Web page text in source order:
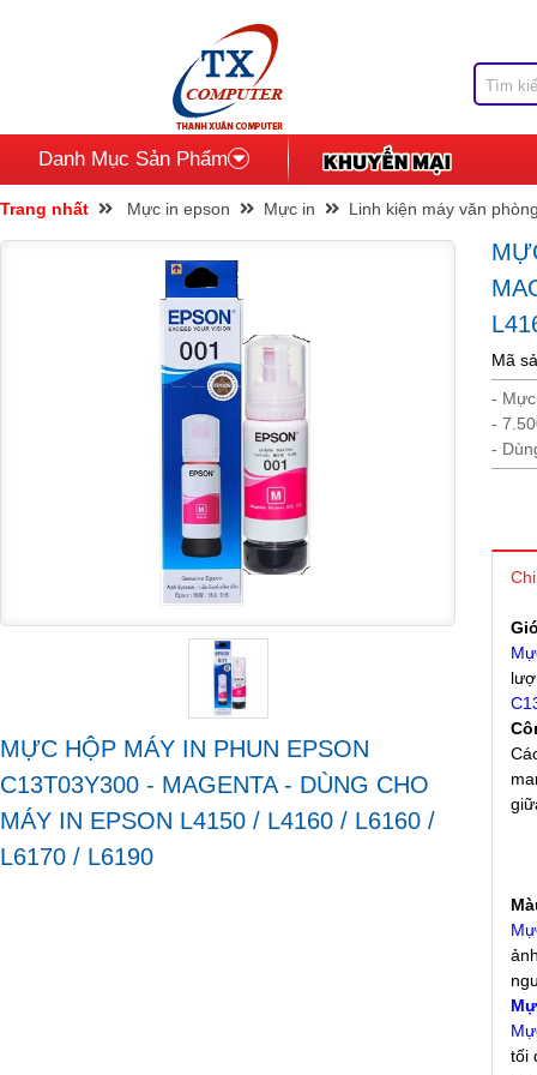
Danh Mục Sản Phẩm
Trang nhất Mực in epson Mực in Linh kiện máy văn
MỰC HỘP MÁY IN PHUN EPSON
C13T03Y300 - MAGENTA - DÙNG CHO
MÁY IN EPSON L4150 / L4160 / L6160 /
L6170 / L6190
Mã
-
-
-
tối